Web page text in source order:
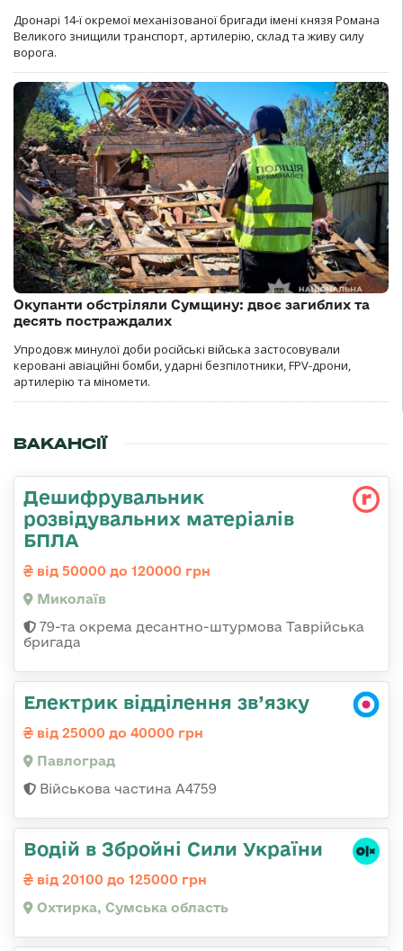
Дронарі 14-ї окремої механізованої бригади імені князя Романа
Великого знищили транспорт, артилерію, склад та живу силу
ворога.
Окупанти обстріляли Сумщину: двоє загиблих та
десять постраждалих
Упродовж минулої доби російські війська застосовували
керовані авіаційні бомби, ударні безпілотники, FPV-дрони,
артилерію та міномети.
ВАКАНСІЇ
Дешифрувальник
розвідувальних матеріалів
БПЛА
від 50000 до 120000 грн
Миколаїв
79-та окрема десантно-штурмова Таврійська
бригада
Електрик відділення зв’язку
від 25000 до 40000 грн
Павлоград
Військова частина А4759
Водій в Збройні Сили України
від 20100 до 125000 грн
Охтирка, Сумська область